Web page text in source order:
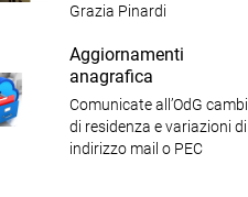
Grazia Pinardi
Aggiornamenti
anagrafica
Comunicate all’OdG cambi
di residenza e variazioni di
indirizzo mail o PEC